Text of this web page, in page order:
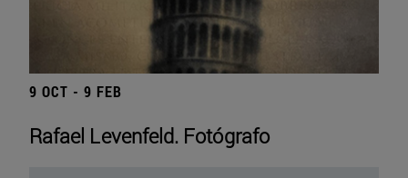
9 OCT - 9 FEB
Rafael Levenfeld. Fotógrafo